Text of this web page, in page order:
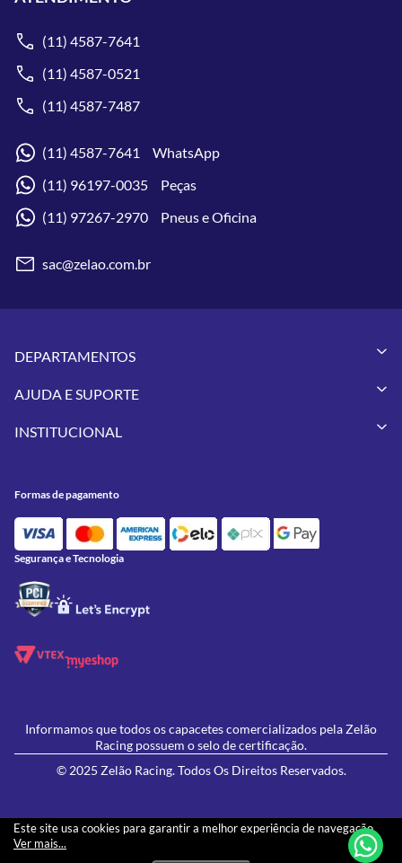
Este site usa cookies para garantir a melhor experiência de navegação.
Ver mais...
(11) 4587-7641
(11) 4587-0521
(11) 4587-7487
(11) 4587-7641 WhatsApp
(11) 96197-0035 Peças
(11) 97267-2970 Pneus e Oficina
sac@zelao.com.br
DEPARTAMENTOS
Vestuários
Pneus
Utilidades
Feminino
Lançamentos
AJUDA E SUPORTE
Meus Pedidos
Política de Privacidade
Política de Campanhas e promoções
INSTITUCIONAL
Contato
Oficina/Serviços
Formas de pagamento
Segurança e Tecnologia
Informamos que todos os capacetes comercializados pela Zelão
Racing possuem o selo de certificação.
© 2025 Zelão Racing. Todos Os Direitos Reservados.